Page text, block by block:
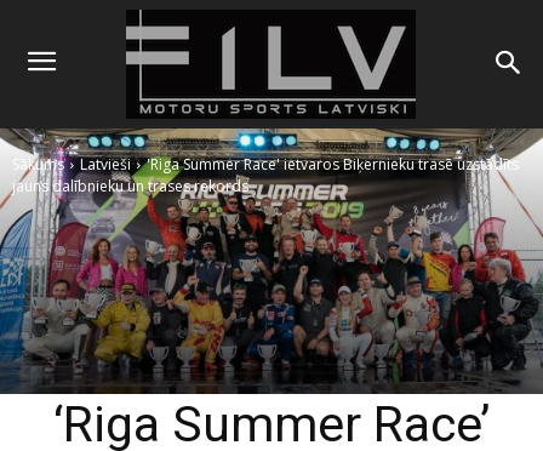
Sākums Latvieši
'Riga Summer Race' ietvaros Biķernieku trasē uzstādīts
jauns dalībnieku un trases rekords
‘Riga Summer Race’